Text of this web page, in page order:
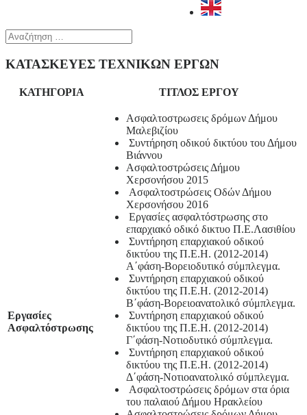
ΚΑΤΑΣΚΕΥΕΣ ΤΕΧΝΙΚΩΝ ΕΡΓΩΝ
ΚΑΤΗΓΟΡΙΑ ΤΙΤΛΟΣ ΕΡΓΟΥ
Εργασίες
Ασφαλτόστρωσης
Ασφαλτοστρωσεις δρόμων Δήμου
Μαλεβιζίου
Συντήρηση οδικού δικτύου του Δήμου
Βιάννου
Ασφαλτοστρώσεις Δήμου
Χερσονήσου 2015
Ασφαλτοστρώσεις Οδών Δήμου
Χερσονήσου 2016
Εργασίες ασφαλτόστρωσης στο
επαρχιακό οδικό δικτυο Π.Ε.Λασιθίου
Συντήρηση επαρχιακού οδικού
δικτύου της Π.Ε.Η. (2012-2014)
Α΄φάση-Βορειοδυτικό σύμπλεγμα.
Συντήρηση επαρχιακού οδικού
δικτύου της Π.Ε.Η. (2012-2014)
Β΄φάση-Βορειοανατολικό σύμπλεγμα.
Συντήρηση επαρχιακού οδικού
δικτύου της Π.Ε.Η. (2012-2014)
Γ΄φάση-Νοτιοδυτικό σύμπλεγμα.
Συντήρηση επαρχιακού οδικού
δικτύου της Π.Ε.Η. (2012-2014)
Δ΄φάση-Νοτιοανατολικό σύμπλεγμα.
Ασφαλτοστρώσεις δρόμων στα όρια
του παλαιού Δήμου Ηρακλείου